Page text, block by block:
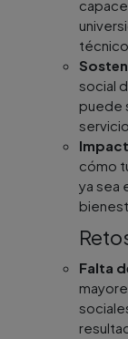
social
puede
cómo
ya sea
Falta